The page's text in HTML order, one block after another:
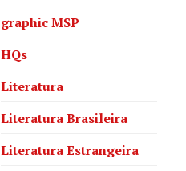
graphic MSP
HQs
Literatura
Literatura Brasileira
Literatura Estrangeira